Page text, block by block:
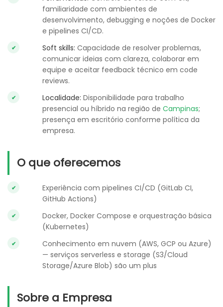
familiaridade com ambientes de
desenvolvimento, debugging e noções de Docker
e pipelines CI/CD.
Soft skills: Capacidade de resolver problemas,
comunicar ideias com clareza, colaborar em
equipe e aceitar feedback técnico em code
reviews.
Localidade: Disponibilidade para trabalho
presencial ou híbrido na região de Campinas;
presença em escritório conforme política da
empresa.
O que oferecemos
Experiência com pipelines CI/CD (GitLab CI,
GitHub Actions)
Docker, Docker Compose e orquestração básica
(Kubernetes)
Conhecimento em nuvem (AWS, GCP ou Azure)
— serviços serverless e storage (S3/Cloud
Storage/Azure Blob) são um plus
Sobre a Empresa